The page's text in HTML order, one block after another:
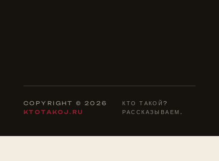
COPYRIGHT © 2026
KTOTAKOJ.RU
КТО ТАКОЙ?
РАССКАЗЫВАЕМ.